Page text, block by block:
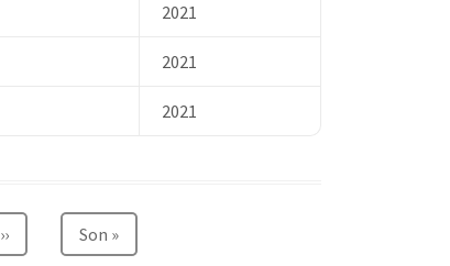
2021
2021
2021
Sonraki
››
Son
Son »